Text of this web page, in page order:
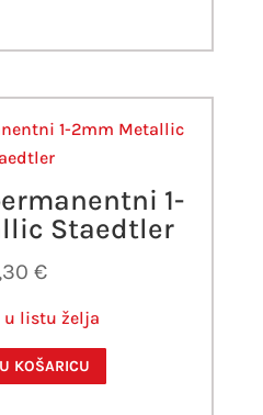
1-
Staedtler
€
u listu želja
KOŠARICU